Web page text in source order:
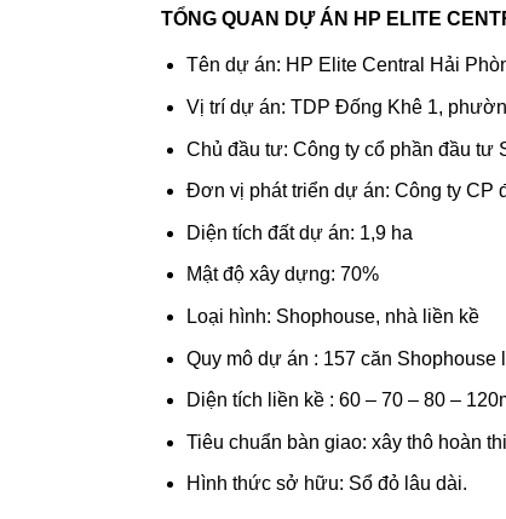
TỔNG QUAN DỰ ÁN HP ELITE
Tên dự án: HP Elite Central Hải
Vị trí dự án: TDP Đống Khê 1,
Chủ đầu tư: Công ty cổ phần đầu tư
Đơn vị phát triển dự án: Công ty CP
Diện tích đất dự án: 1,9 ha
Mật độ xây dựng: 70%
Loại hình: Shophouse, nhà liền kề
Quy mô dự án : 157 căn Shophouse
Diện tích liền kề : 60 – 70 – 80 –
Tiêu chuẩn bàn giao: xây thô hoàn
Hình thức sở hữu: Sổ đỏ lâu dài.